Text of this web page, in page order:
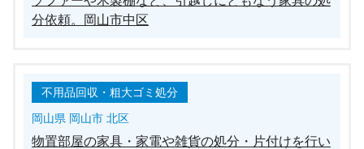
分依頼。岡山市中区
不用品回収・粗大ゴミ処分
岡山県 岡山市 北区
物置部屋の家具・家電や雑貨の処分・片付けを行い